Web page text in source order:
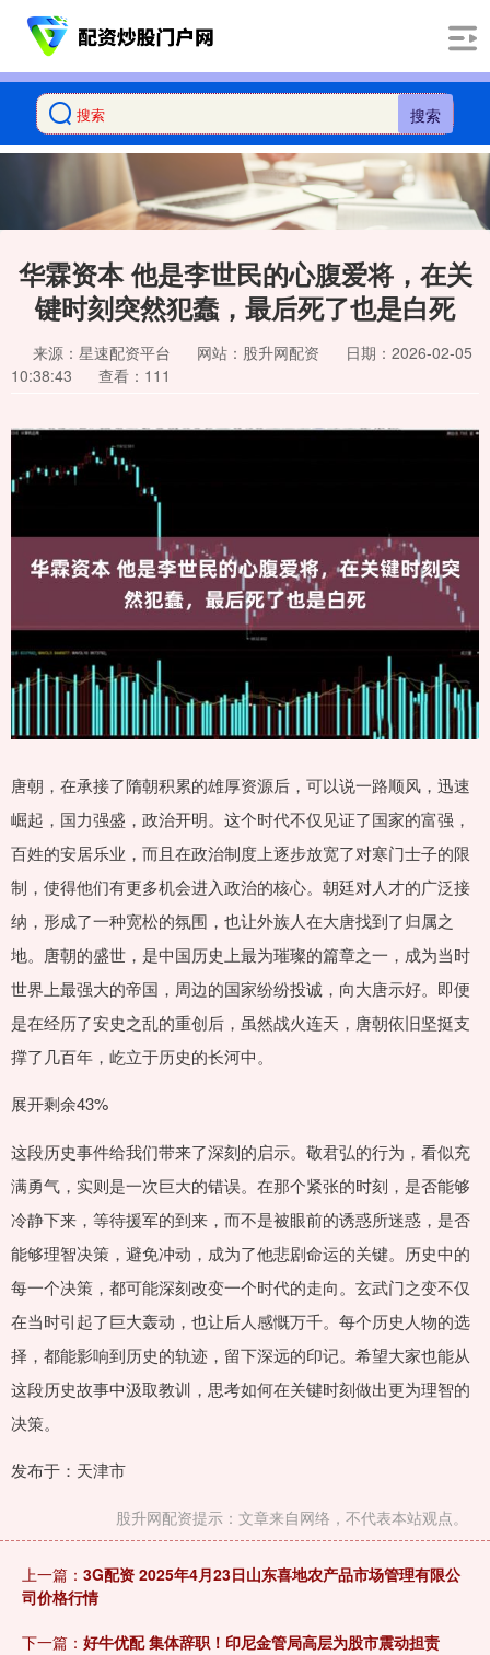
搜索
华霖资本 他是李世民的心腹爱将，在关
键时刻突然犯蠢，最后死了也是白死
来源：星速配资平台 网站：股升网配资
日期：2026-02-05
10:38:43
查看：111
唐朝，在承接了隋朝积累的雄厚资源后，可以说一路顺风，迅速
崛起，国力强盛，政治开明。这个时代不仅见证了国家的富强，
百姓的安居乐业，而且在政治制度上逐步放宽了对寒门士子的限
制，使得他们有更多机会进入政治的核心。朝廷对人才的广泛接
纳，形成了一种宽松的氛围，也让外族人在大唐找到了归属之
地。唐朝的盛世，是中国历史上最为璀璨的篇章之一，成为当时
世界上最强大的帝国，周边的国家纷纷投诚，向大唐示好。即便
是在经历了安史之乱的重创后，虽然战火连天，唐朝依旧坚挺支
撑了几百年，屹立于历史的长河中。
展开剩余43%
这段历史事件给我们带来了深刻的启示。敬君弘的行为，看似充
满勇气，实则是一次巨大的错误。在那个紧张的时刻，是否能够
冷静下来，等待援军的到来，而不是被眼前的诱惑所迷惑，是否
能够理智决策，避免冲动，成为了他悲剧命运的关键。历史中的
每一个决策，都可能深刻改变一个时代的走向。玄武门之变不仅
在当时引起了巨大轰动，也让后人感慨万千。每个历史人物的选
择，都能影响到历史的轨迹，留下深远的印记。希望大家也能从
这段历史故事中汲取教训，思考如何在关键时刻做出更为理智的
决策。
发布于：天津市
股升网配资提示：文章来自网络，不代表本站观点。
上一篇： 3G配资 2025年4月23日山东喜地农产品市场管理有限公
司价格行情
下一篇： 好牛优配 集体辞职！印尼金管局高层为股市震动担责